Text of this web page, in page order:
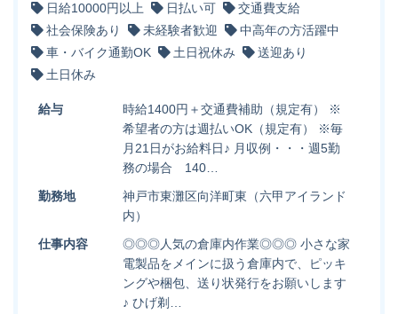
日給10000円以上
日払い可
交通費支給
社会保険あり
未経験者歓迎
中高年の方活躍中
車・バイク通勤OK
土日祝休み
送迎あり
土日休み
給与
時給1400円＋交通費補助（規定有） ※
希望者の方は週払いOK（規定有） ※毎
月21日がお給料日♪ 月収例・・・週5勤
務の場合 140…
勤務地
神戸市東灘区向洋町東（六甲アイランド
内）
仕事内容
◎◎◎人気の倉庫内作業◎◎◎ 小さな家
電製品をメインに扱う倉庫内で、ピッキ
ングや梱包、送り状発行をお願いします
♪ ひげ剃…